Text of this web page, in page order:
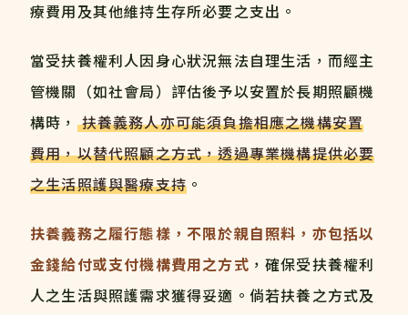
療費用及其他維持生存所必要之支出。
當受扶養權利人因身心狀況無法自理生活，而經主
管機關（如社會局）評估後予以安置於長期照顧機
構時， 扶養義務人亦可能須負擔相應之機構安置
費用，以替代照顧之方式，透過專業機構提供必要
之生活照護與醫療支持 。
扶養義務之履行態樣，不限於親自照料，亦包括以
金錢給付或支付機構費用之方式 ，確保受扶養權利
人之生活與照護需求獲得妥適。倘若扶養之方式及